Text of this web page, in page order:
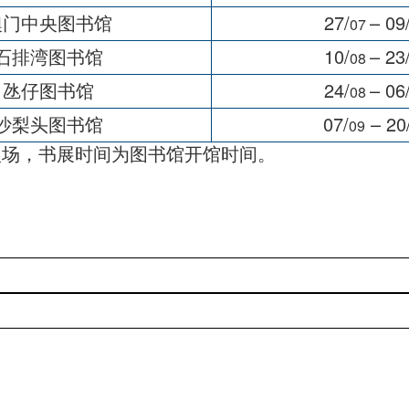
中央图书馆 27/07–
排湾图书馆 10/08 –
氹仔图书馆 24/08 –
梨头图书馆 07/09 –
图书馆开馆时间。